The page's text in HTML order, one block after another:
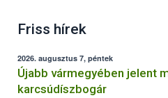
Friss hírek
2026. augusztus 7, péntek
Újabb vármegyében jelent
karcsúdíszbogár